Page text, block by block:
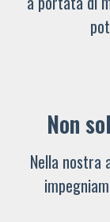
Non
Nella nostra